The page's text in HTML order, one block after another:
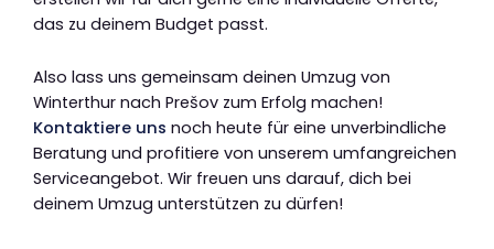
das zu deinem Budget passt.
Also lass uns gemeinsam deinen Umzug von
Winterthur nach Prešov zum Erfolg machen!
Kontaktiere uns noch heute für eine unverbindliche
Beratung und profitiere von unserem umfangreichen
Serviceangebot. Wir freuen uns darauf, dich bei
deinem Umzug unterstützen zu dürfen!